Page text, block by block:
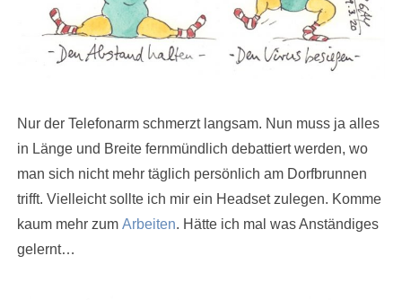
Nur der Telefonarm schmerzt langsam. Nun muss ja alles
in Länge und Breite fernmündlich debattiert werden, wo
man sich nicht mehr täglich persönlich am Dorfbrunnen
trifft. Vielleicht sollte ich mir ein Headset zulegen. Komme
kaum mehr zum Arbeiten. Hätte ich mal was Anständiges
gelernt…